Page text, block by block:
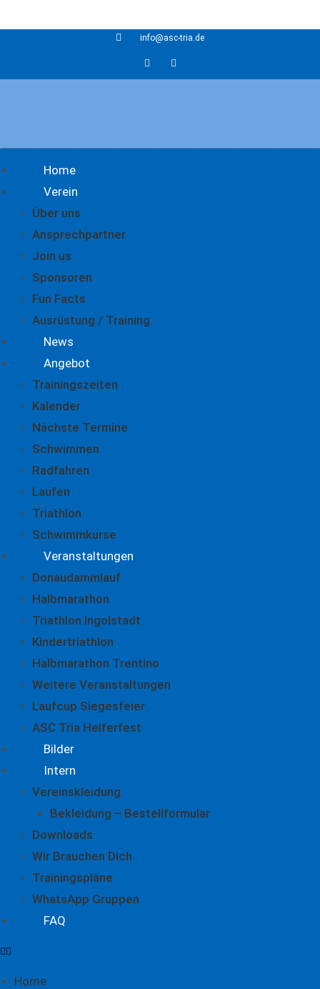
info@asc-tria.de
Home
Verein
Über uns
Ansprechpartner
Join us
Sponsoren
Fun Facts
Ausrüstung / Training
News
Angebot
Trainingszeiten
Kalender
Nächste Termine
Schwimmen
Radfahren
Laufen
Triathlon
Schwimmkurse
Veranstaltungen
Donaudammlauf
Halbmarathon
Triathlon Ingolstadt
Kindertriathlon
Halbmarathon Trentino
Weitere Veranstaltungen
Laufcup Siegesfeier
ASC Tria Helferfest
Bilder
Intern
Vereinskleidung
Bekleidung – Bestellformular
Downloads
Wir Brauchen Dich
Trainingspläne
WhatsApp Gruppen
FAQ
Home